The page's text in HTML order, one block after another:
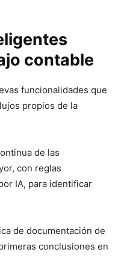
contable
funcionalidades que
propios de la
de las
con reglas
IA, para identificar
de documentación de
conclusiones en